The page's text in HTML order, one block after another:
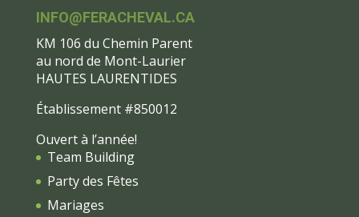
INFO@FERACHEVAL.CA
KM 106 du Chemin Parent
au nord de Mont-Laurier
HAUTES LAURENTIDES
Établissement #850012
Ouvert à l’année!
Team Building
Party des Fêtes
Mariages